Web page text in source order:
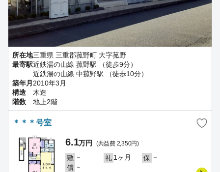
所在地三重県 三重郡菰野町 大字菰野
最寄駅近鉄湯の山線 菰野駅 （徒歩9分）
近鉄湯の山線 中菰野駅 （徒歩10分）
築年月 2010年3月
構造
木造
階数
地上2階
＊＊＊号室
6.1万円 (共益費 2,350円)
敷 － 礼 1ヶ月 保 －
償 －